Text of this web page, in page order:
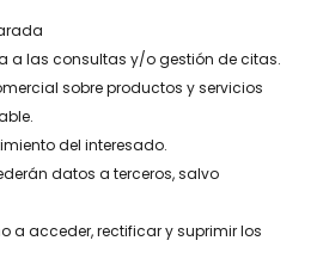
a las consultas y/o gestión de citas.
sobre productos y servicios
del interesado.
datos a terceros, salvo
a acceder, rectificar y suprimir los